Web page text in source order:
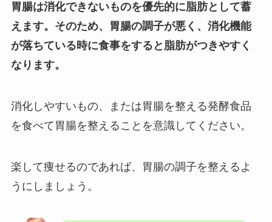
胃腸は消化できないものを優先的に脂肪として蓄
えます。そのため、胃腸の調子が悪く、消化機能
が落ちている時に食事をすると脂肪がつきやすく
なります。
消化しやすいもの、または胃腸を整える発酵食品
を食べて胃腸を整えることを意識してください。
楽して痩せるのであれば、胃腸の調子を整えるよ
うにしましょう。